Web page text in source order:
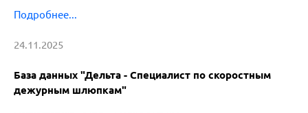
Подробнее...
24.11.2025
База данных "Дельта - Специалист по скоростным
дежурным шлюпкам"